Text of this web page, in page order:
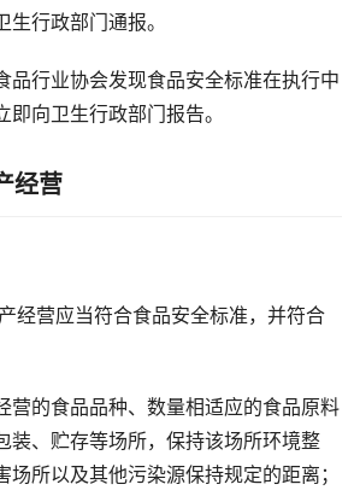
生行政部门通报。
品行业协会发现食品安全标准在执行中
即向卫生行政部门报告。
经营
经营应当符合食品安全标准，并符合
营的食品品种、数量相适应的食品原料
装、贮存等场所，保持该场所环境整
场所以及其他污染源保持规定的距离；